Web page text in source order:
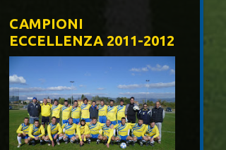
CAMPIONI
ECCELLENZA 2011-2012